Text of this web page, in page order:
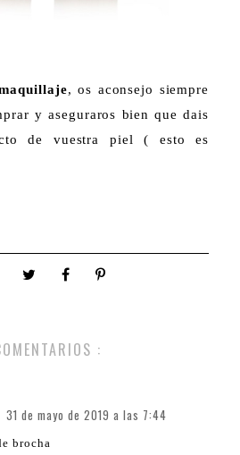
, os aconsejo siempre
y aseguraros bien que dais
de vuestra piel ( esto es
:
31 de mayo de 2019 a las 7:44
brocha